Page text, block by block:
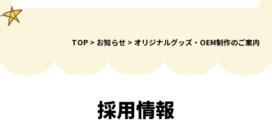
TOP お知らせ オリジナルグッズ・OEM制作のご案内
採用情報